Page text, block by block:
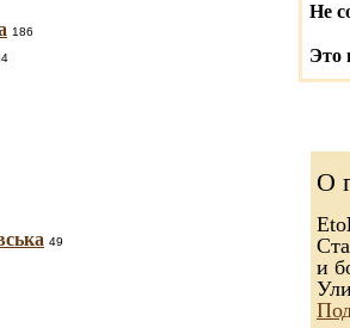
186
49
Не
Это
О
Eto
и